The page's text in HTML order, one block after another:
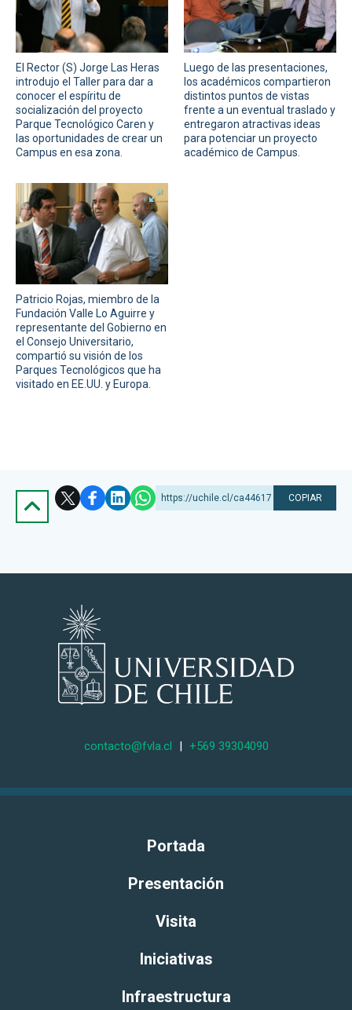
El Rector (S) Jorge Las Heras
introdujo el Taller para dar a
conocer el espíritu de
socialización del proyecto
Parque Tecnológico Caren y
las oportunidades de crear un
Campus en esa zona.
Luego de las presentaciones,
los académicos compartieron
distintos puntos de vistas
frente a un eventual traslado y
entregaron atractivas ideas
para potenciar un proyecto
académico de Campus.
Patricio Rojas, miembro de la
Fundación Valle Lo Aguirre y
representante del Gobierno en
el Consejo Universitario,
compartió su visión de los
Parques Tecnológicos que ha
visitado en EE.UU. y Europa.
https://uchile.cl/ca44617 COPIAR
contacto@fvla.cl | +569 39304090
Portada
Presentación
Visita
Iniciativas
Infraestructura